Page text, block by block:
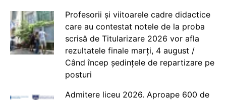
Profesorii și viitoarele cadre didactice
care au contestat notele de la proba
scrisă de Titularizare 2026 vor afla
rezultatele finale marți, 4 august /
Când încep ședințele de repartizare pe
posturi
Admitere liceu 2026. Aproape 600 de